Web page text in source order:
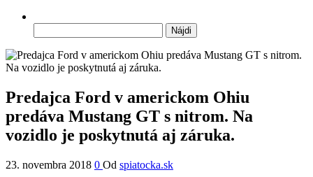
Predajca Ford v americkom Ohiu
predáva Mustang GT s nitrom. Na
vozidlo je poskytnutá aj záruka.
23. novembra 2018 0 Od spiatocka.sk